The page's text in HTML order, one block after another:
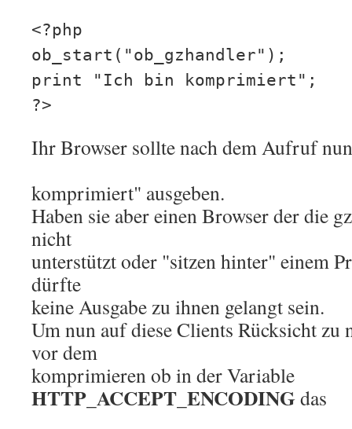
<?php
ob_start("ob_gzhandler");
print "Ich bin komprimiert";
?>
Ihr Browser sollte nach dem Aufruf
komprimiert" ausgeben.
Haben sie aber einen Browser der die
nicht
unterstützt oder "sitzen hinter" einem
dürfte
keine Ausgabe zu ihnen gelangt sein.
Um nun auf diese Clients Rücksicht zu
vor dem
komprimieren ob in der Variable
HTTP_ACCEPT_ENCODINGdas